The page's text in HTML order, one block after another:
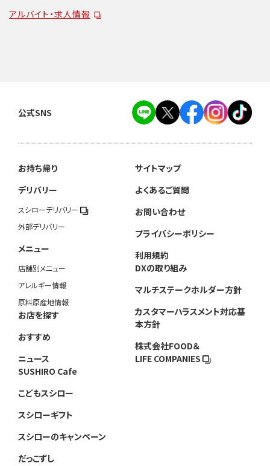
アルバイト・求人情報
公式SNS
お持ち帰り
デリバリー
スシローデリバリー
外部デリバリー
メニュー
店舗別メニュー
アレルギー情報
原料原産地情報
お店を探す
おすすめ
ニュース
SUSHIRO Cafe
こどもスシロー
スシローギフト
スシローのキャンペーン
だっこずし
サイトマップ
よくあるご質問
お問い合わせ
プライバシーポリシー
利用規約
DXの取り組み
マルチステークホルダー方針
カスタマーハラスメント対応基
本方針
株式会社FOOD＆
LIFE COMPANIES